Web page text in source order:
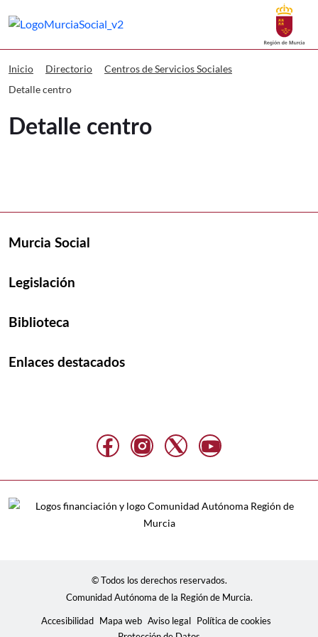
Murcia Social Detalle centro Buscar
Inicio Directorio
Centros de Servicios Sociales
Detalle centro
Detalle centro
Murcia Social
Legislación
Biblioteca
Enlaces destacados
© Todos los derechos reservados.
Comunidad Autónoma de la Región de Murcia.
Accesibilidad Mapa web Aviso legal Política de cookies